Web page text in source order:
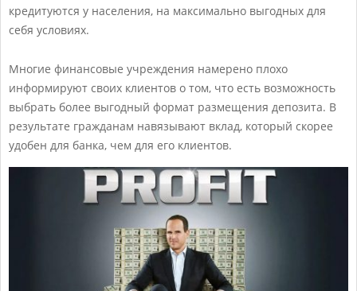
кредитуются у населения, на максимально выгодных для
себя условиях.
Многие финансовые учреждения намерено плохо
информируют своих клиентов о том, что есть возможность
выбрать более выгодный формат размещения депозита. В
результате гражданам навязывают вклад, который скорее
удобен для банка, чем для его клиентов.